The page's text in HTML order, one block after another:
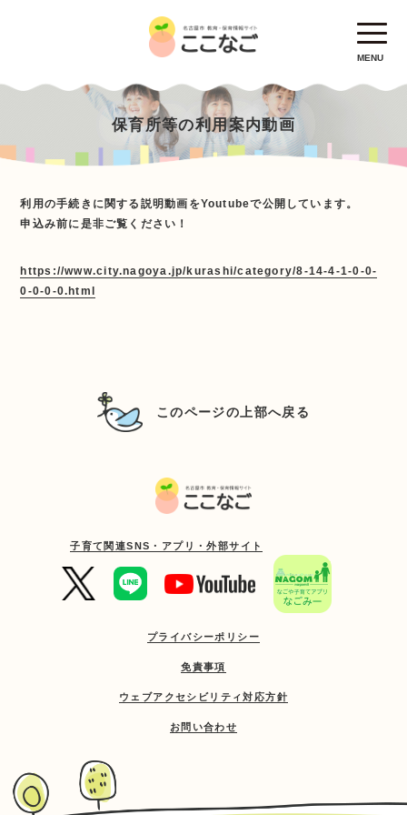
MENU
保育所等の利用案内動画
利用の手続きに関する説明動画をYoutubeで公開しています。
申込み前に是非ご覧ください！
https://www.city.nagoya.jp/kurashi/category/8-14-4-1-0-0-
0-0-0-0.html
このページの上部へ戻る
子育て関連SNS・アプリ・外部サイト
プライバシーポリシー
免責事項
ウェブアクセシビリティ対応方針
お問い合わせ